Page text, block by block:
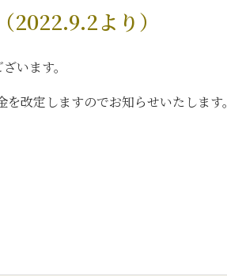
2022.9.2より）
います。
改定しますのでお知らせいたします。